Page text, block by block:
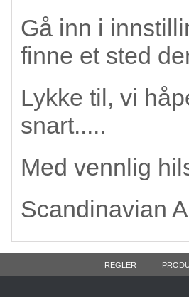
Gå inn i
finne et sted
Lykke til, vi
snart.....
Med vennlig
Scandinavian
REGLER